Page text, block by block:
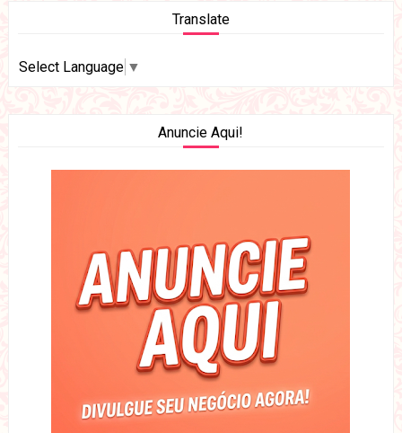
Translate
Select Language ▼
Anuncie Aqui!